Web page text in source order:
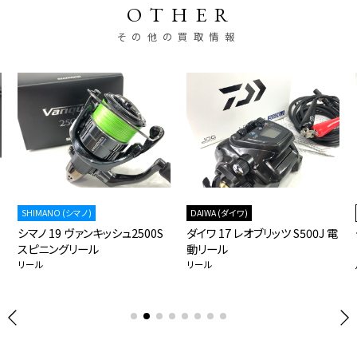
OTHER
その他の買取情報
SHIMANO (シマノ)
シマノ 19 ヴァンキッシュ2500S
スピニングリール
リール
DAIWA (ダイワ)
ダイワ 17 レオブリッツ S500J 電
動リール
リール